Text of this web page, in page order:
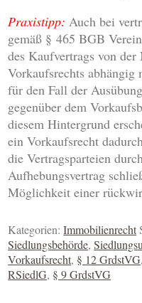
Praxistipp: Auch bei
gemäß § 465 BGB
des Kaufvertrags von der
Vorkaufsrechts abhängig
für den Fall der
gegenüber dem
diesem Hintergrund
ein Vorkaufsrecht
die Vertragsparteien
Aufhebungsvertrag
Möglichkeit einer
Kategorien:Immobilienrecht
Siedlungsbehörde,
Vorkaufsrecht, § 12 GrdstVG,
RSiedlG, § 9 GrdstVG